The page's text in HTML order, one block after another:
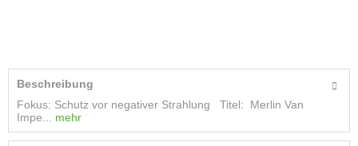
Beschreibung
Fokus: Schutz vor negativer Strahlung Titel: Merlin Van
Impe...
mehr